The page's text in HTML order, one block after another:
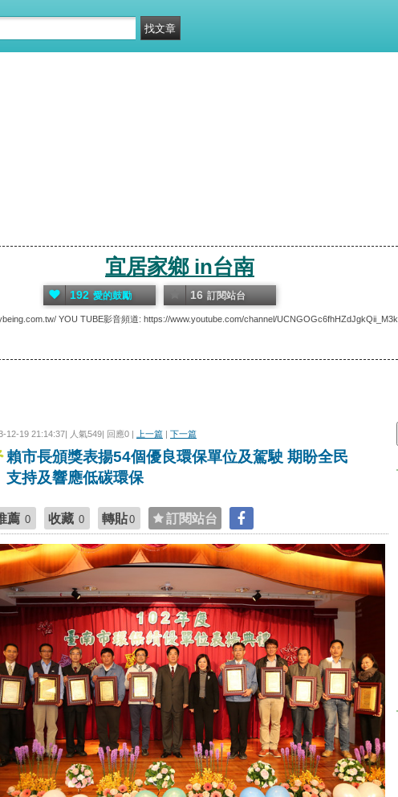
宜居家鄉 in台南
YOU TUBE影音頻道: https://www.youtube.com/channel/
192 愛的鼓勵 16 訂閱站台
12-19 21:14:37| 人氣549| 回應0 | 上一篇 | 下一篇
賴市長頒獎表揚54個優良環保單位及駕駛 期盼全民
支持及響應低碳環保
薦 0 收藏 0 轉貼0 訂閱站台